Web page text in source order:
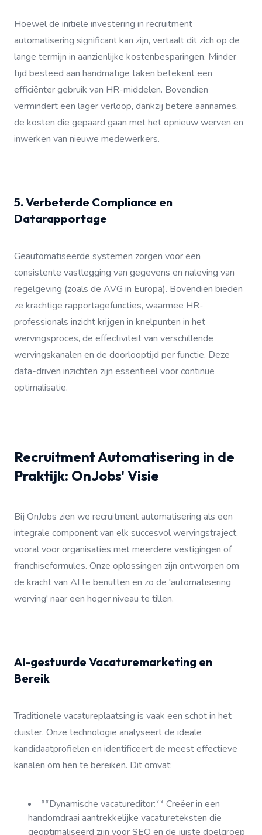
Hoewel de initiële investering in recruitment
automatisering significant kan zijn, vertaalt dit zich op de
lange termijn in aanzienlijke kostenbesparingen. Minder
tijd besteed aan handmatige taken betekent een
efficiënter gebruik van HR-middelen. Bovendien
vermindert een lager verloop, dankzij betere aannames,
de kosten die gepaard gaan met het opnieuw werven en
inwerken van nieuwe medewerkers.
5. Verbeterde Compliance en
Datarapportage
Geautomatiseerde systemen zorgen voor een
consistente vastlegging van gegevens en naleving van
regelgeving (zoals de AVG in Europa). Bovendien bieden
ze krachtige rapportagefuncties, waarmee HR-
professionals inzicht krijgen in knelpunten in het
wervingsproces, de effectiviteit van verschillende
wervingskanalen en de doorlooptijd per functie. Deze
data-driven inzichten zijn essentieel voor continue
optimalisatie.
Recruitment Automatisering in de
Praktijk: OnJobs' Visie
Bij OnJobs zien we recruitment automatisering als een
integrale component van elk succesvol wervingstraject,
vooral voor organisaties met meerdere vestigingen of
franchiseformules. Onze oplossingen zijn ontworpen om
de kracht van AI te benutten en zo de 'automatisering
werving' naar een hoger niveau te tillen.
AI-gestuurde Vacaturemarketing en
Bereik
Traditionele vacatureplaatsing is vaak een schot in het
duister. Onze technologie analyseert de ideale
kandidaatprofielen en identificeert de meest effectieve
kanalen om hen te bereiken. Dit omvat:
**Dynamische vacatureditor:** Creëer in een
handomdraai aantrekkelijke vacatureteksten die
geoptimaliseerd zijn voor SEO en de juiste doelgroep